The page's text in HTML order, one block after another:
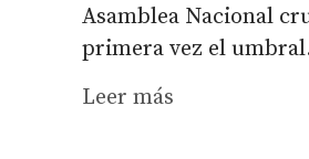
Asamblea Nacional
primera vez el
Leer más